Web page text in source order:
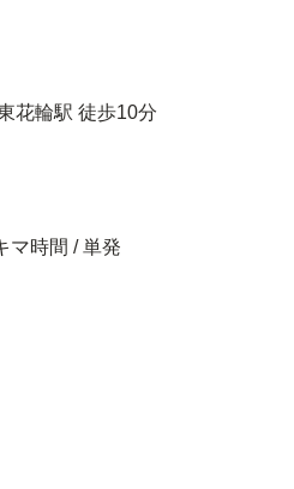
花輪駅 徒歩10分
マ時間 / 単発